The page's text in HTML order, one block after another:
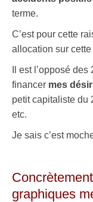
terme.
C’est pour cette
allocation sur
Il est l’opposé
financer mes
petit capitaliste du
etc.
Je sais c’est
graphiques